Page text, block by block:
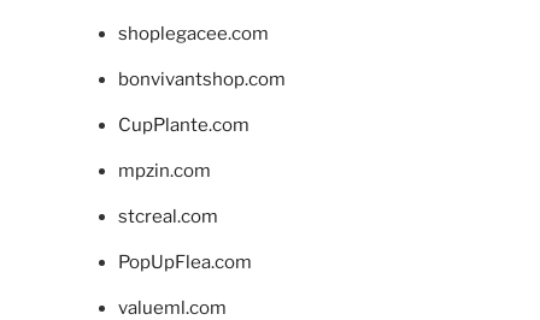
shoplegacee.com
bonvivantshop.com
CupPlante.com
mpzin.com
stcreal.com
PopUpFlea.com
valueml.com